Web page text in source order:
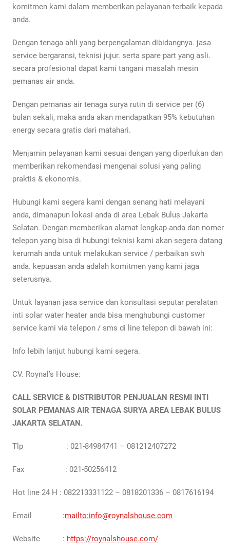
komitmen kami dalam memberikan pelayanan terbaik kepada
anda.
Dengan tenaga ahli yang berpengalaman dibidangnya. jasa
service bergaransi, teknisi jujur. serta spare part yang asli.
secara profesional dapat kami tangani masalah mesin
pemanas air anda.
Dengan pemanas air tenaga surya rutin di service per (6)
bulan sekali, maka anda akan mendapatkan 95% kebutuhan
energy secara gratis dari matahari.
Menjamin pelayanan kami sesuai dengan yang diperlukan dan
memberikan rekomendasi mengenai solusi yang paling
praktis & ekonomis.
Hubungi kami segera kami dengan senang hati melayani
anda, dimanapun lokasi anda di area Lebak Bulus Jakarta
Selatan. Dengan memberikan alamat lengkap anda dan nomer
telepon yang bisa di hubungi teknisi kami akan segera datang
kerumah anda untuk melakukan service / perbaikan swh
anda. kepuasan anda adalah komitmen yang kami jaga
seterusnya.
Untuk layanan jasa service dan konsultasi seputar peralatan
inti solar water heater anda bisa menghubungi customer
service kami via telepon / sms di line telepon di bawah ini:
Info lebih lanjut hubungi kami segera.
CV. Roynal’s House:
CALL SERVICE & DISTRIBUTOR PENJUALAN RESMI INTI
SOLAR PEMANAS AIR TENAGA SURYA AREA LEBAK BULUS
JAKARTA SELATAN.
Tlp : 021-84984741 – 081212407272
Fax : 021-50256412
Hot line 24 H : 082213331122 – 0818201336 – 0817616194
Email :mailto:info@roynalshouse.com
Website : https://roynalshouse.com/